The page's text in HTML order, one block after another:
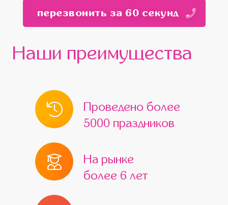
перезвонить за 60 секунд
Наши преимущества
Проведено более
5000 праздников
На рынке
более 6 лет